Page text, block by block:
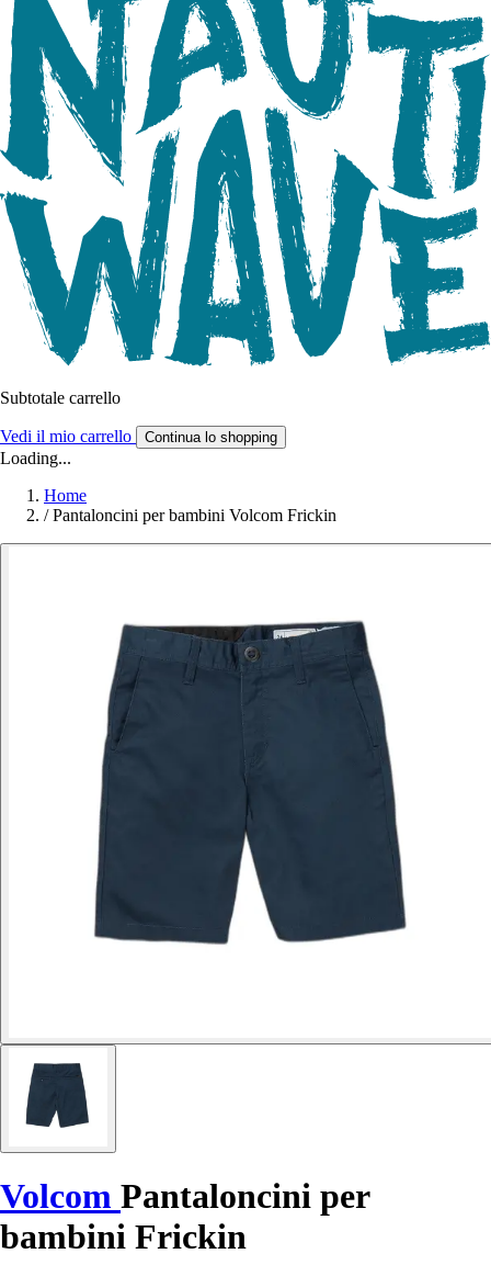
Subtotale carrello
Vedi il mio carrello Continua lo shopping
Loading...
Home
/ Pantaloncini per bambini Volcom Frickin
Volcom Pantaloncini per
bambini Frickin